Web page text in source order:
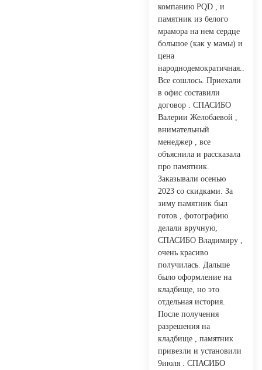
компанию PQD , и
памятник из белого
мрамора на нем сердце
большое (как у мамы) и
цена
народнодемократичная..
Все сошлось. Приехали
в офис составили
договор . СПАСИБО
Валерии Желобаевой ,
внимательный
менеджер , все
объяснила и рассказала
про памятник.
Заказывали осенью
2023 со скидками. За
зиму памятник был
готов , фотографию
делали вручную,
СПАСИБО Владимиру ,
очень красиво
получилась. Дальше
было оформление на
кладбище, но это
отдельная история.
После получения
разрешения на
кладбище , памятник
привезли и установили
9июля . СПАСИБО